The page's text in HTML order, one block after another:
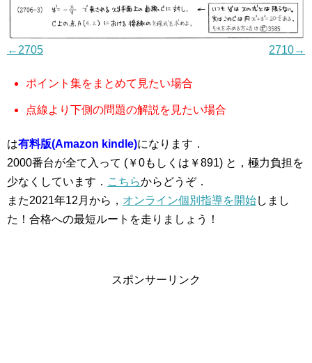
←2705 2710→
ポイント集をまとめて見たい場合
点線より下側の問題の解説を見たい場合
は有料版(Amazon kindle)になります．
2000番台が全て入って (￥0もしくは￥891) と，極力負担を
少なくしています． こちらからどうぞ．
また2021年12月から， オンライン個別指導を開始しまし
た！合格への最短ルートを走りましょう！
スポンサーリンク